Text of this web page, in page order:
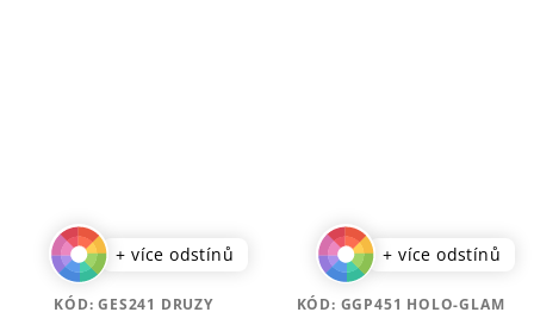
+ více odstínů
KÓD:GES241 DRUZY
+ více odstínů
KÓD: GGP451 HOLO-GLAM